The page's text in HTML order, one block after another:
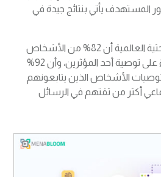
يأتي بنتائج جيدة في
تظهر بعض الدراسات البحثية العالمية أن 82% من الأشخاص
من المرجح أن يتصرفوا بناءً على توصية أحد المؤثرين، وأن 92%
الأشخاص الذين يتابعونهم
أكثر من ثقتهم في الرسائل